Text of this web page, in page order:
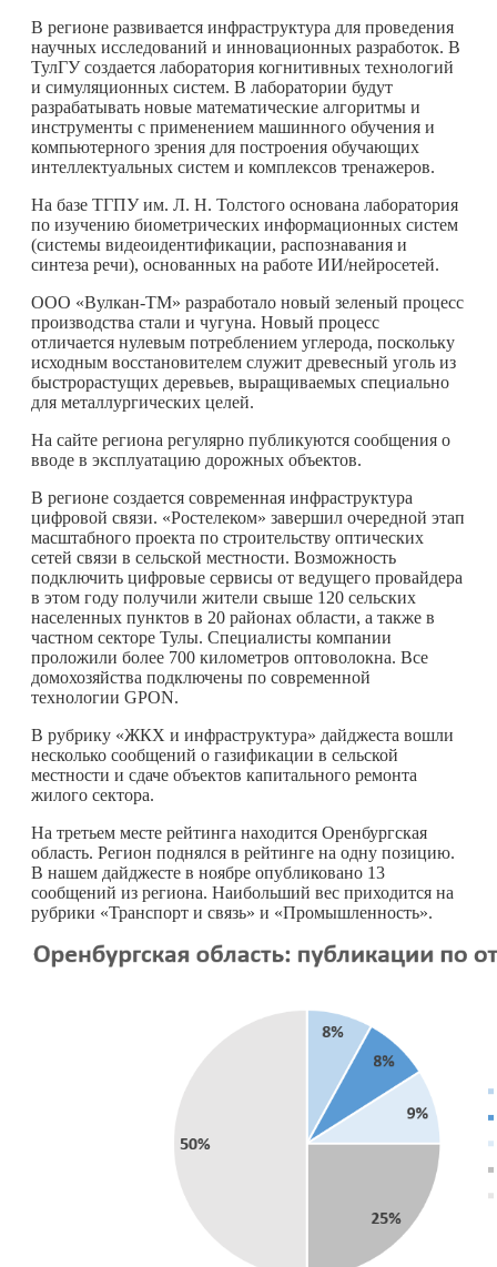
В регионе развивается инфраструктура для проведения
научных исследований и инновационных разработок. В
ТулГУ создается лаборатория когнитивных технологий
и симуляционных систем. В лаборатории будут
разрабатывать новые математические алгоритмы и
инструменты с применением машинного обучения и
компьютерного зрения для построения обучающих
интеллектуальных систем и комплексов тренажеров.
На базе ТГПУ им. Л. Н. Толстого основана лаборатория
по изучению биометрических информационных систем
(системы видеоидентификации, распознавания и
синтеза речи), основанных на работе ИИ/нейросетей.
ООО «Вулкан-ТМ» разработало новый зеленый процесс
производства стали и чугуна. Новый процесс
отличается нулевым потреблением углерода, поскольку
исходным восстановителем служит древесный уголь из
быстрорастущих деревьев, выращиваемых специально
для металлургических целей.
На сайте региона регулярно публикуются сообщения о
вводе в эксплуатацию дорожных объектов.
В регионе создается современная инфраструктура
цифровой связи. «Ростелеком» завершил очередной этап
масштабного проекта по строительству оптических
сетей связи в сельской местности. Возможность
подключить цифровые сервисы от ведущего провайдера
в этом году получили жители свыше 120 сельских
населенных пунктов в 20 районах области, а также в
частном секторе Тулы. Специалисты компании
проложили более 700 километров оптоволокна. Все
домохозяйства подключены по современной
технологии GPON.
В рубрику «ЖКХ и инфраструктура» дайджеста вошли
несколько сообщений о газификации в сельской
местности и сдаче объектов капитального ремонта
жилого сектора.
На третьем месте рейтинга находится Оренбургская
область. Регион поднялся в рейтинге на одну позицию.
В нашем дайджесте в ноябре опубликовано 13
сообщений из региона. Наибольший вес приходится на
рубрики «Транспорт и связь» и «Промышленность».